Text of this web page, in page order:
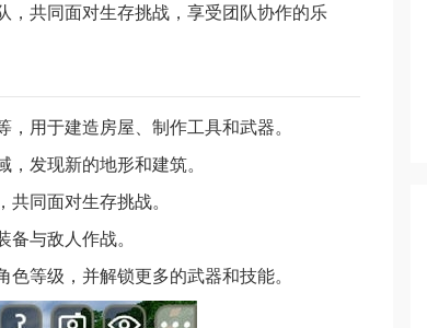
，共同面对生存挑战，享受团队协作的乐
用于建造房屋、制作工具和武器。
发现新的地形和建筑。
同面对生存挑战。
与敌人作战。
等级，并解锁更多的武器和技能。